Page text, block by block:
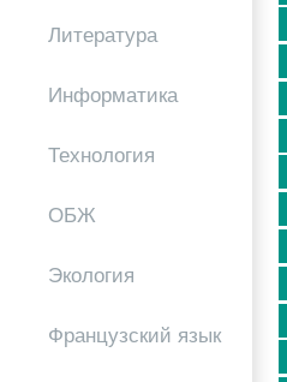
Литература
Информатика
Технология
ОБЖ
Экология
Французский язык